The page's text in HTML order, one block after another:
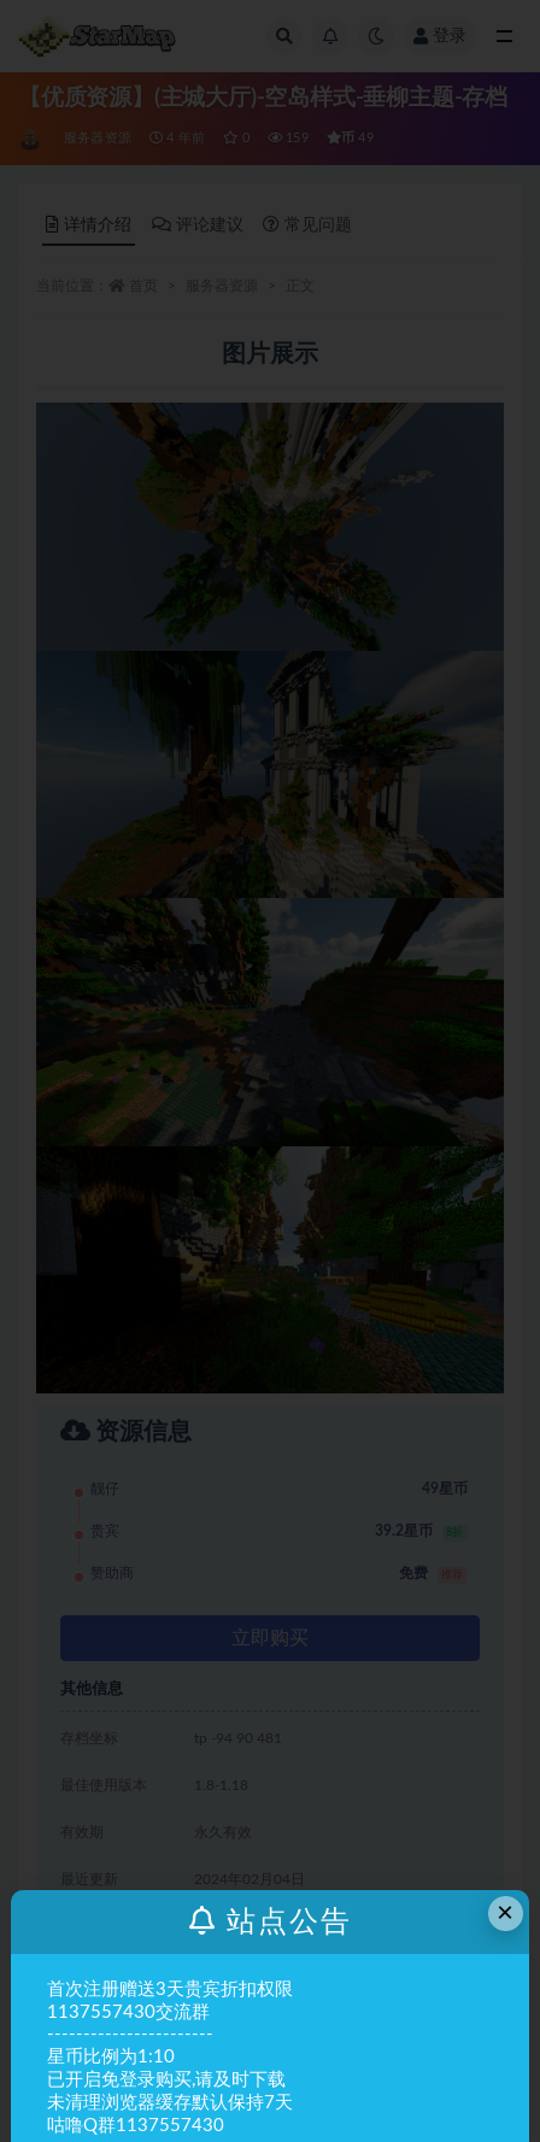
登录
【优质资源】(主城大厅)-空岛样式-垂柳主题-存档
服务器资源 4 年前 0 159 币 49
详情介绍 评论建议 常见问题
图片展示
资源信息
靓仔 49星币
贵宾 39.2星币 8折
赞助商 免费
立即购买
其他信息
存档坐标 tp -94 90 481
最佳使用版本 1.8-1.18
有效期 永久有效
2024年02月04日
下载遇到问题？可联系客服或留言反馈
声明：资源来源于网络,如若本站内容侵犯了原著者的合法权益，
可联系我们进行处理。资源仅用于研究，商业用途后果自负。
×
站点公告
首次注册赠送3天贵宾折扣权限
1137557430交流群
-----------------------
星币比例为1:10
已开启免登录购买,请及时下载
未清理浏览器缓存默认保持7天
咕噜Q群1137557430